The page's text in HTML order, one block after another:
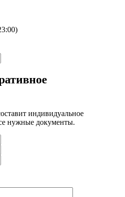
индивидуальное
нужные документы.